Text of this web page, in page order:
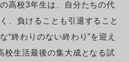
高校3年生は、自分たちの代
、負けることも引退すること
“終わりのない終わり”を迎え
校生活最後の集大成となる試